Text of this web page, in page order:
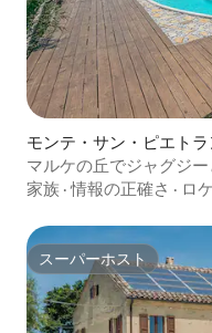
モンテ・サン・ピエト
マルケの丘でジャグジ
家族 ·情報の正確さ · ロ
スーパーホスト
スーパーホスト